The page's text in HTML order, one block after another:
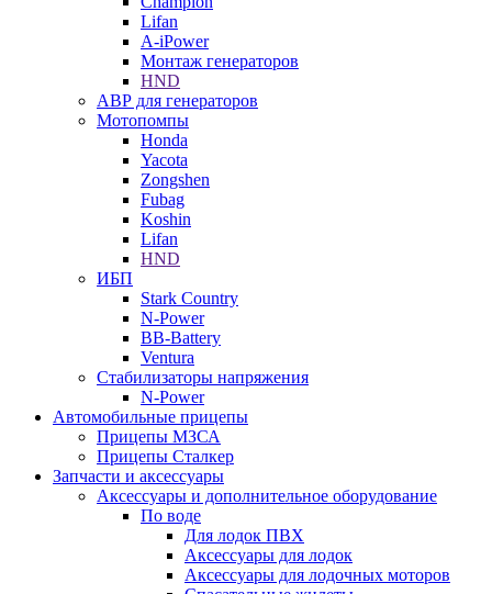
Lifan
A-iPower
Монтаж генераторов
HND
АВР для генераторов
Мотопомпы
Honda
Yacota
Zongshen
Fubag
Koshin
Lifan
HND
ИБП
Stark Country
N-Power
BB-Battery
Ventura
Стабилизаторы напряжения
N-Power
Автомобильные прицепы
Прицепы МЗСА
Прицепы Сталкер
Запчасти и аксессуары
Аксессуары и дополнительное оборудование
По воде
Для лодок ПВХ
Аксессуары для лодок
Аксессуары для лодочных моторов